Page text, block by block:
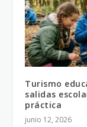
Turismo
salidas
práctica
junio 12, 2026